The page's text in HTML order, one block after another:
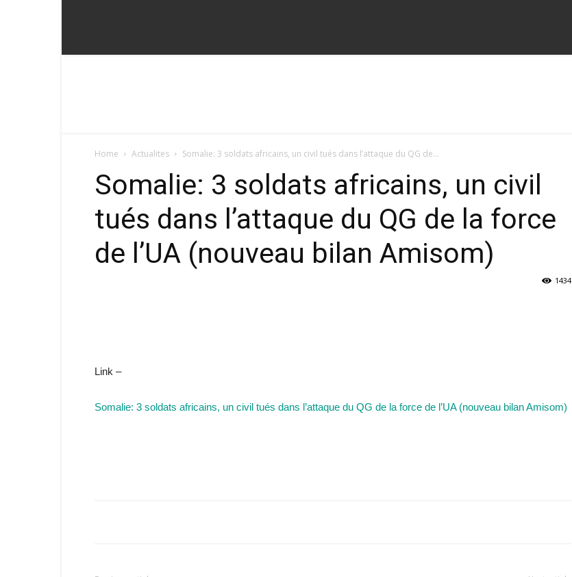
Home Actualites Somalie: 3 soldats africains, un civil tués dans l’attaque du QG de...
Somalie: 3 soldats africains, un civil
tués dans l’attaque du QG de la force
de l’UA (nouveau bilan Amisom)
1434
Link –
Somalie: 3 soldats africains, un civil tués dans l’attaque du QG de la force de l’UA (nouveau bilan Amisom)